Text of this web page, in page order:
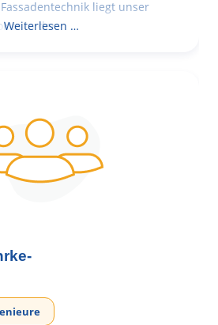
liegt unser
in der
Weiterlesen …